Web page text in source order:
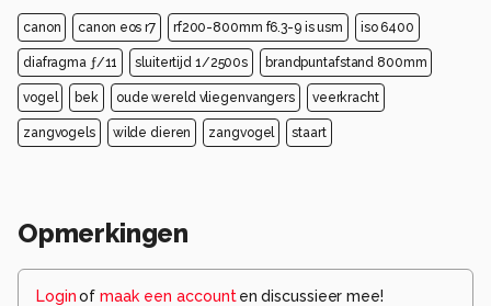
canon canon eos r7 rf200-800mm f6.3-9 is usm iso 6400
diafragma ƒ/11 sluitertijd 1/2500s brandpuntafstand 800mm
vogel bek oude wereld vliegenvangers veerkracht
zangvogels wilde dieren zangvogel staart
Opmerkingen
Loginof maak een account en discussieer mee!